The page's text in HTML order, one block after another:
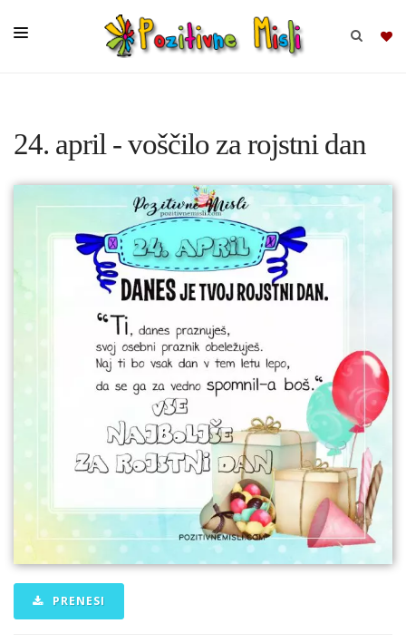
SKUPINE
KOMPLETI
24. april - voščilo za rojstni dan
PRENESI